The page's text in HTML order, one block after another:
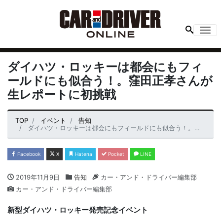
ダイハツ・ロッキーは都会にもフィ
ールドにも似合う！。窪田正孝さんが
生レポートに初挑戦
TOP イベント
告知
ダイハツ・ロッキーは都会にもフィールドにも似合う！。窪田正孝さんが生レポートに初挑戦
Facebook X Hatena Pocket LINE
2019年11月9日 告知
カー・アンド・ドライバー編集部
カー・アンド・ドライバー編集部
新型ダイハツ・ロッキー発売記念イベント